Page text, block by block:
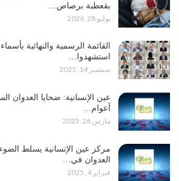
بقعطبة برصاص…
يوليو 28, 2026
القائمة الرسمية والنهائية
استشهدوا…
سبتمبر 14, 2025
أعوام…
مارس 26, 2025
مركز عين الإنسانية يسلط
العدوان في…
فبراير 4, 2025